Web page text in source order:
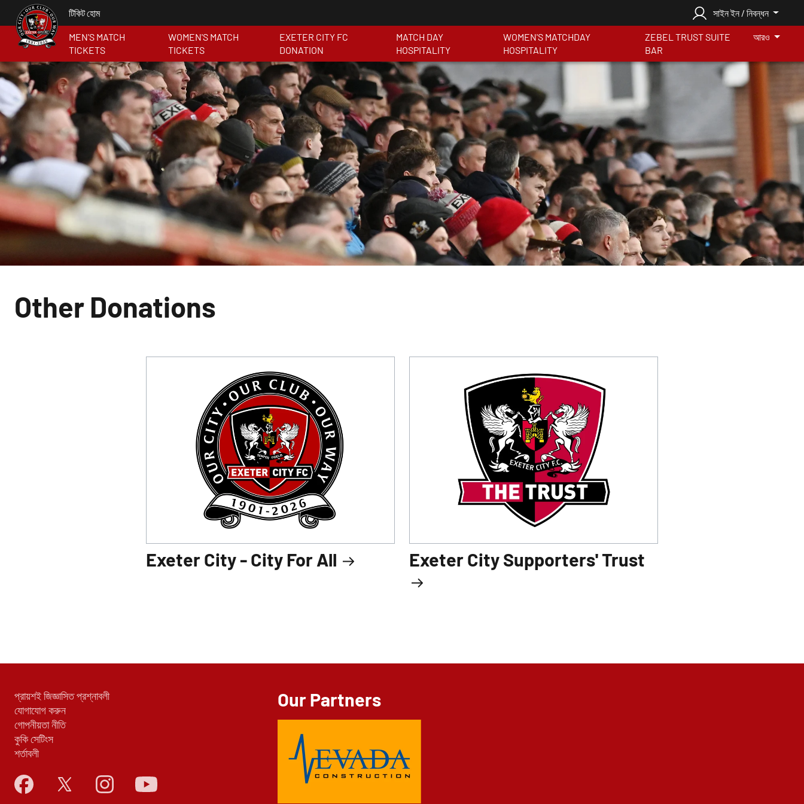
টিকিট হোম সাইন ইন / নিবন্ধন
MEN'S MATCH
TICKETS
WOMEN'S MATCH
TICKETS
EXETER CITY FC
DONATION
MATCH DAY
HOSPITALITY
WOMEN'S MATCHDAY
HOSPITALITY
ZEBEL TRUST SUITE
BAR
আরও
Other Donations
Exeter City - City For All Exeter City Supporters' Trust
প্রায়শই জিজ্ঞাসিত প্রশ্নাবলী
যোগাযোগ করুন
গোপনীয়তা নীতি
কুকি সেটিংস
শর্তাবলী
Our Partners